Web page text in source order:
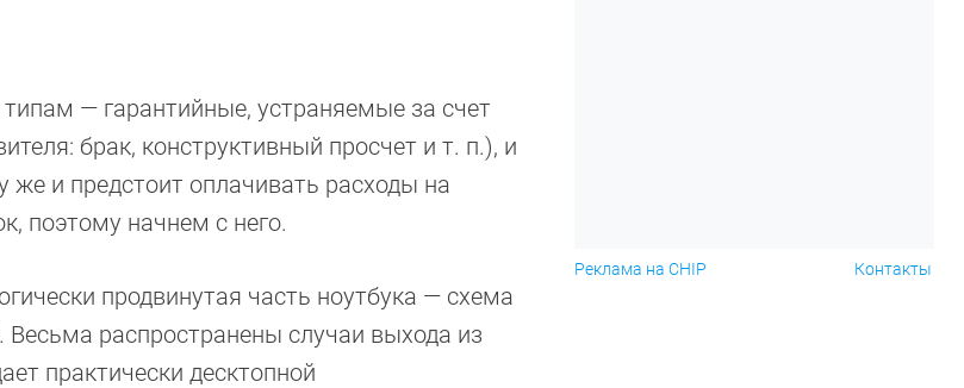
— гарантийные, устраняемые за счет
брак, конструктивный просчет и т. п.), и
же и предстоит оплачивать расходы на
поэтому начнем с него.
продвинутая часть ноутбука — схема
распространены случаи выхода из
практически десктопной
Реклама на CHIP Контакты